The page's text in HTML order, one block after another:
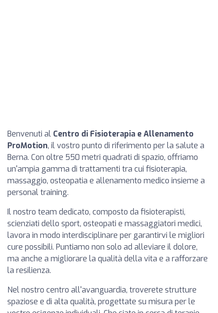
Benvenuti al Centro di Fisioterapia e Allenamento
ProMotion, il vostro punto di riferimento per la salute a
Berna. Con oltre 550 metri quadrati di spazio, offriamo
un'ampia gamma di trattamenti tra cui fisioterapia,
massaggio, osteopatia e allenamento medico insieme a
personal training.
Il nostro team dedicato, composto da fisioterapisti,
scienziati dello sport, osteopati e massaggiatori medici,
lavora in modo interdisciplinare per garantirvi le migliori
cure possibili. Puntiamo non solo ad alleviare il dolore,
ma anche a migliorare la qualità della vita e a rafforzare
la resilienza.
Nel nostro centro all'avanguardia, troverete strutture
spaziose e di alta qualità, progettate su misura per le